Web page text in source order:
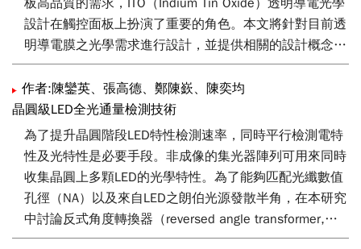
板高品質的需求，ITO（Indium Tin Oxide）透明導電光學
設計在觸控面板上扮演了重要的角色。本文將針對目前透
明導電膜之光學需求進行設計，並提供相關的設計概念，
除此之外，最後再針對大尺寸觸控面板所需的透明導電膜
及光學需求進行介紹。
作者:陳鑾英、張高德、鄭陳嶔、陳奕均
晶圓級LED全光通量檢測技術
為了提升晶圓階段LED特性檢測速率，同時平行檢測電特
性及光特性是必要手段。非成像的集光器陣列可用來同時
收集晶圓上多顆LED的光學特性。為了能夠匹配光纖數值
孔徑（NA）以及來自LED之朗伯光源發散半角，在本研究
中討論反式角度轉換器（reversed angle transformer,
RAT）之設計使用。並利用商用光學模擬軟體